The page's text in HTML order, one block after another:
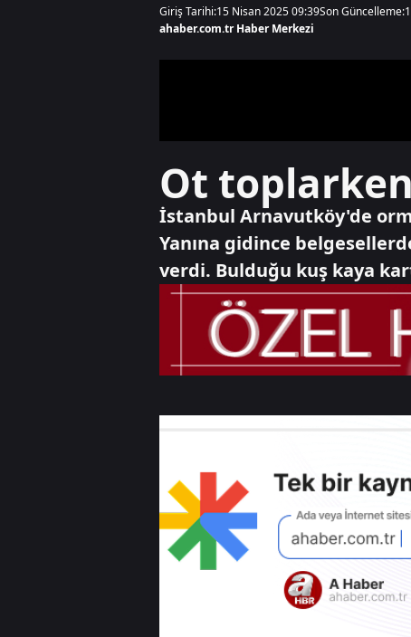
Giriş Tarihi:15 Nisan 2025 09:39Son Güncelleme:
ahaber.com.tr Haber Merkezi
Ot
İstanbul Arnavutköy'de
Yanına gidince
verdi. Bulduğu kuş kaya